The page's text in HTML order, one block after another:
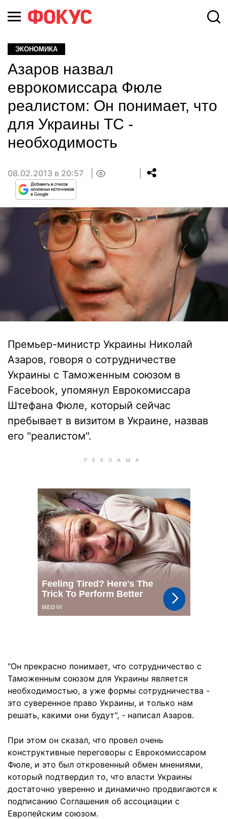
ЭКОНОМИКА
Азаров назвал
еврокомиссара Фюле
реалистом: Он понимает, что
для Украины ТС -
необходимость
08.02.2013 в 20:57
Премьер-министр Украины Николай
Азаров, говоря о сотрудничестве
Украины с Таможенным союзом в
Facebook, упомянул Еврокомиссара
Штефана Фюле, который сейчас
пребывает в визитом в Украине, назвав
его "реалистом".
"Он прекрасно понимает, что сотрудничество с
Таможенным союзом для Украины является
необходимостью, а уже формы сотрудничества -
это суверенное право Украины, и только нам
решать, какими они будут", - написал Азаров.
При этом он сказал, что провел очень
конструктивные переговоры с Еврокомиссаром
Фюле, и это был откровенный обмен мнениями,
который подтвердил то, что власти Украины
достаточно уверенно и динамично продвигаются к
подписанию Соглашения об ассоциации с
Европейским союзом.